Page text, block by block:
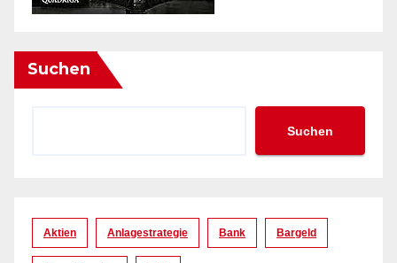
Suchen
Suchen
Aktien Anlagestrategie Bank Bargeld